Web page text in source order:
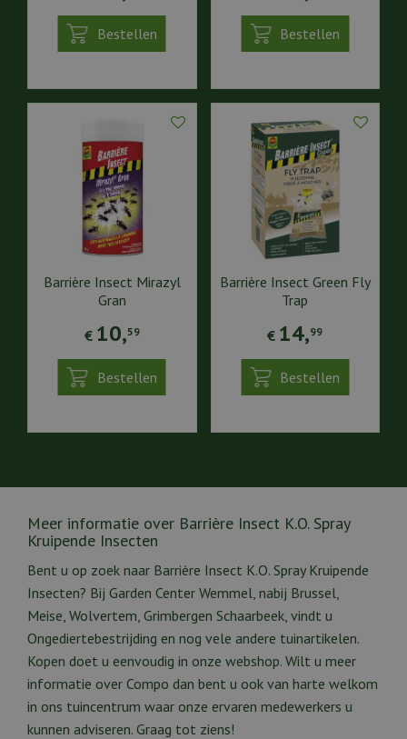
Bestellen Bestellen
Barrière Insect Mirazyl
Gran
€ 10,59
Bestellen
Barrière Insect Green Fly
Trap
€ 14,99
Bestellen
Meer informatie over Barrière Insect K.O. Spray
Kruipende Insecten
Bent u op zoek naar Barrière Insect K.O. Spray Kruipende
Insecten? Bij Garden Center Wemmel, nabij Brussel,
Meise, Wolvertem, Grimbergen Schaarbeek, vindt u
Ongediertebestrijding en nog vele andere tuinartikelen.
Kopen doet u eenvoudig in onze webshop. Wilt u meer
informatie over Compo dan bent u ook van harte welkom
in ons tuincentrum waar onze ervaren medewerkers u
kunnen adviseren. Graag tot ziens!